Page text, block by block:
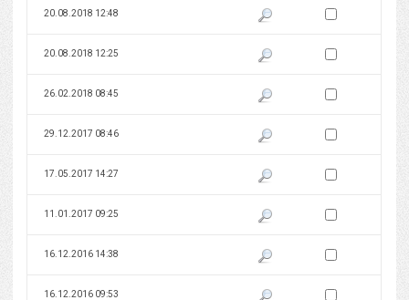
20.08.2018 12:48 Pokaż podgląd wersji z dnia
Zaznacz wersję do
20.08.2018 12:25 Pokaż podgląd wersji z dnia
Zaznacz wersję do
26.02.2018 08:45 Pokaż podgląd wersji z dnia
Zaznacz wersję do
29.12.2017 08:46 Pokaż podgląd wersji z dnia
Zaznacz wersję do
17.05.2017 14:27 Pokaż podgląd wersji z dnia
Zaznacz wersję do
11.01.2017 09:25 Pokaż podgląd wersji z dnia
Zaznacz wersję do
16.12.2016 14:38 Pokaż podgląd wersji z dnia
Zaznacz wersję do
16.12.2016 09:53 Pokaż podgląd wersji z dnia
Zaznacz wersję do